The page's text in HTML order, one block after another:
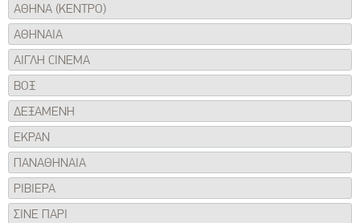
ΑΘΗΝΑ (ΚΕΝΤΡΟ)
ΑΘΗΝΑΙΑ
ΑΙΓΛΗ CINEMA
ΒΟΞ
ΔΕΞΑΜΕΝΗ
ΕΚΡΑΝ
ΠΑΝΑΘΗΝΑΙΑ
ΡΙΒΙΕΡΑ
ΣΙΝΕ ΠΑΡΙ